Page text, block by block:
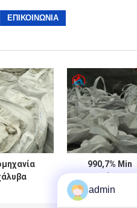
990,7% Min
από οξύ
ηλεκτρολυτικό
admin